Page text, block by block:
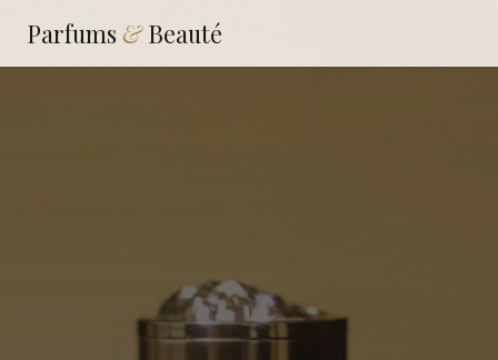
Parfums &Beauté